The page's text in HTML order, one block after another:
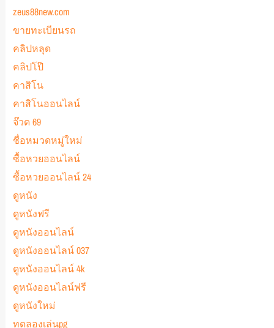
zeus88new.com
ขายทะเบียนรถ
คลิปหลุด
คลิปโป๊
คาสิโน
คาสิโนออนไลน์
จ๊วด 69
ชื่อหมวดหมู่ใหม่
ซื้อหวยออนไลน์
ซื้อหวยออนไลน์ 24
ดูหนัง
ดูหนังฟรี
ดูหนังออนไลน์
ดูหนังออนไลน์ 037
ดูหนังออนไลน์ 4k
ดูหนังออนไลน์ฟรี
ดูหนังใหม่
ทดลองเล่นpg